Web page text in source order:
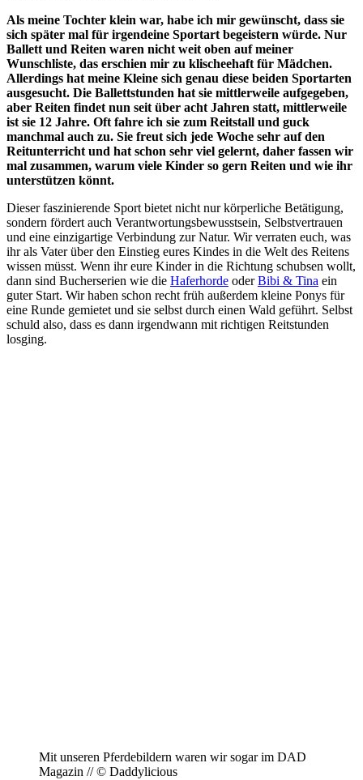
Als meine Tochter klein war, habe ich mir gewünscht, dass sie
sich später mal für irgendeine Sportart begeistern würde. Nur
Ballett und Reiten waren nicht weit oben auf meiner
Wunschliste, das erschien mir zu klischeehaft für Mädchen.
Allerdings hat meine Kleine sich genau diese beiden Sportarten
ausgesucht. Die Ballettstunden hat sie mittlerweile aufgegeben,
aber Reiten findet nun seit über acht Jahren statt, mittlerweile
ist sie 12 Jahre. Oft fahre ich sie zum Reitstall und guck
manchmal auch zu. Sie freut sich jede Woche sehr auf den
Reitunterricht und hat schon sehr viel gelernt, daher fassen wir
mal zusammen, warum viele Kinder so gern Reiten und wie ihr
unterstützen könnt.
Dieser faszinierende Sport bietet nicht nur körperliche Betätigung,
sondern fördert auch Verantwortungsbewusstsein, Selbstvertrauen
und eine einzigartige Verbindung zur Natur. Wir verraten euch, was
ihr als Vater über den Einstieg eures Kindes in die Welt des Reitens
wissen müsst. Wenn ihr eure Kinder in die Richtung schubsen wollt,
dann sind Bucherserien wie die Haferhorde oderBibi & Tina ein
guter Start. Wir haben schon recht früh außerdem kleine Ponys für
eine Runde gemietet und sie selbst durch einen Wald geführt. Selbst
schuld also, dass es dann irgendwann mit richtigen Reitstunden
losging.
Mit unseren Pferdebildern waren wir sogar im DAD
Magazin // © Daddylicious